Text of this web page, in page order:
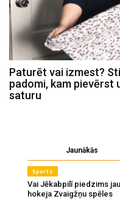
Paturēt vai izmest?
padomi, kam pievērst
saturu
Jaunākās
Sports
Vai Jēkabpilī piedzims
hokeja Zvaigžņu spēles